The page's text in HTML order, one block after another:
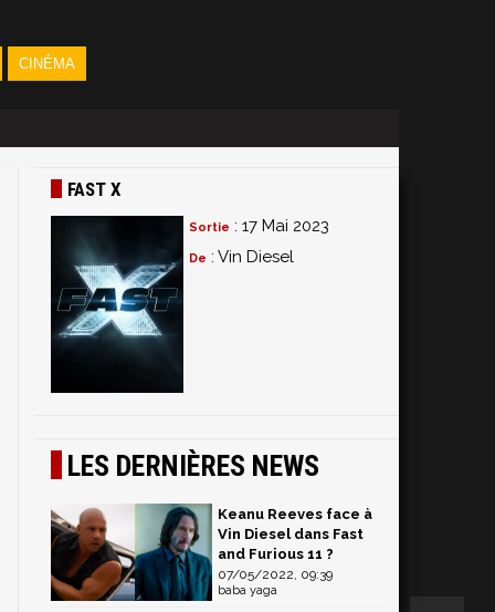
CINÉMA
FAST X
Sortie : 17 Mai 2023
De : Vin Diesel
LES DERNIÈRES NEWS
Keanu Reeves face à
Vin Diesel dans Fast
and Furious 11 ?
07/05/2022, 09:39
baba yaga